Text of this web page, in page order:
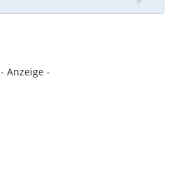
- Anzeige -